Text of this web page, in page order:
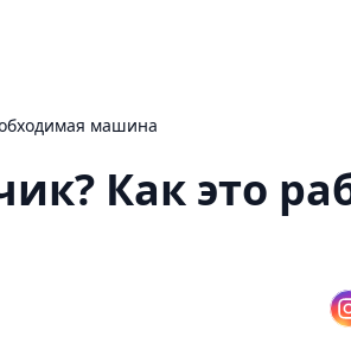
необходимая машина
Как это